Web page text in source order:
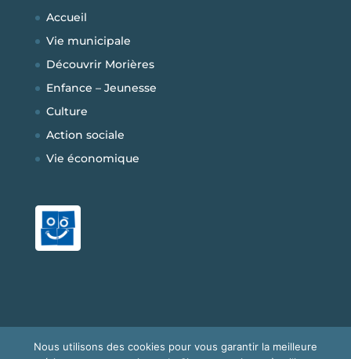
Accueil
Vie municipale
Découvrir Morières
Enfance – Jeunesse
Culture
Action sociale
Vie économique
Copyright © 2026Mairie de Morières-les-
Nous utilisons des cookies pour vous garantir la meilleure